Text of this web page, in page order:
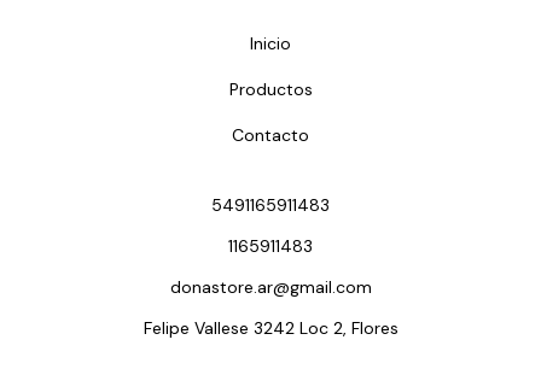
Inicio
Productos
Contacto
5491165911483
1165911483
donastore.ar@gmail.com
Felipe Vallese 3242 Loc 2, Flores